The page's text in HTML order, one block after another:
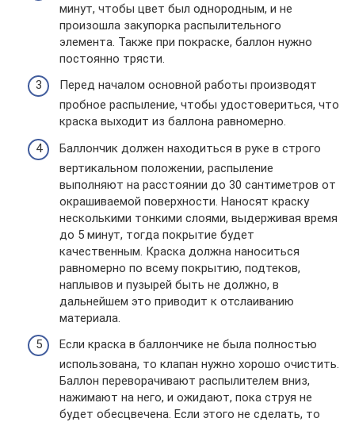
минут, чтобы цвет был однородным, и не
произошла закупорка распылительного
элемента. Также при покраске, баллон нужно
постоянно трясти.
Перед началом основной работы производят
пробное распыление, чтобы удостовериться, что
краска выходит из баллона равномерно.
Баллончик должен находиться в руке в строго
вертикальном положении, распыление
выполняют на расстоянии до 30 сантиметров от
окрашиваемой поверхности. Наносят краску
несколькими тонкими слоями, выдерживая время
до 5 минут, тогда покрытие будет
качественным. Краска должна наноситься
равномерно по всему покрытию, подтеков,
наплывов и пузырей быть не должно, в
дальнейшем это приводит к отслаиванию
материала.
Если краска в баллончике не была полностью
использована, то клапан нужно хорошо очистить.
Баллон переворачивают распылителем вниз,
нажимают на него, и ожидают, пока струя не
будет обесцвечена. Если этого не сделать, то